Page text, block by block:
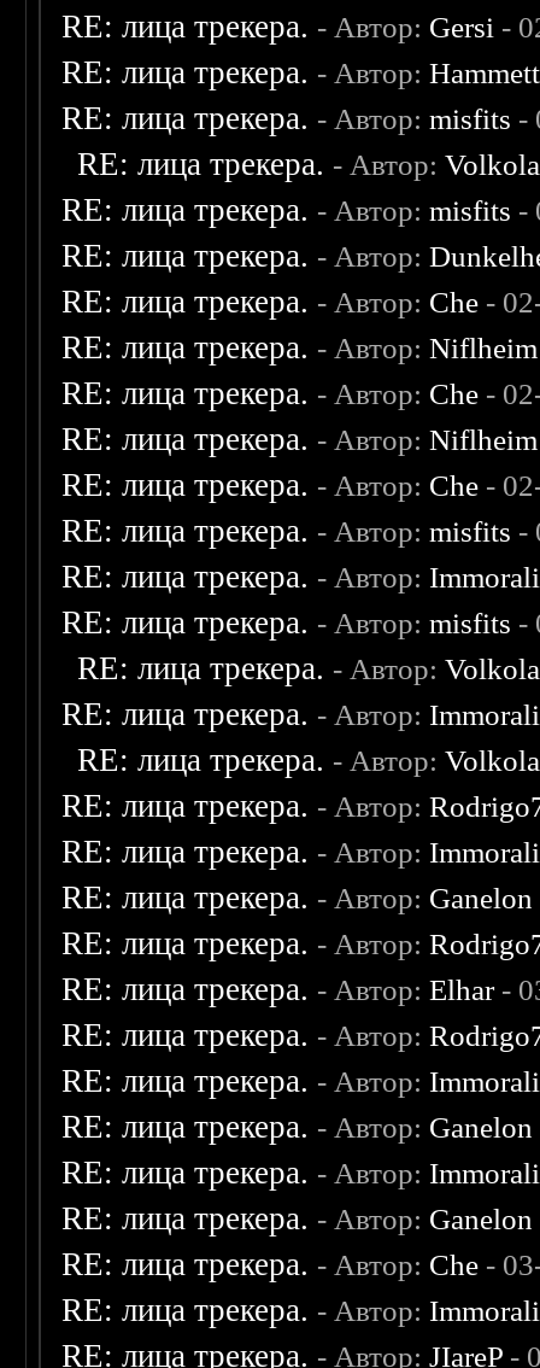
RE: лица трекера. - Автор: Gersi -
RE: лица трекера. - Автор:Hammett
RE: лица трекера. - Автор:misfits -
RE: лица трекера. - Автор:
RE: лица трекера. - Автор:misfits -
RE: лица трекера. - Автор:
RE: лица трекера. - Автор: Che -
RE: лица трекера. - Автор:Niflheim
RE: лица трекера. - Автор: Che -
RE: лица трекера. - Автор:Niflheim
RE: лица трекера. - Автор: Che -
RE: лица трекера. - Автор:misfits -
RE: лица трекера. - Автор:
RE: лица трекера. - Автор:misfits -
RE: лица трекера. - Автор:
RE: лица трекера. - Автор:
RE: лица трекера. - Автор:
RE: лица трекера. - Автор:
RE: лица трекера. - Автор:
RE: лица трекера. - Автор: Ganelon
RE: лица трекера. - Автор:
RE: лица трекера. - Автор:Elhar-
RE: лица трекера. - Автор:
RE: лица трекера. - Автор:
RE: лица трекера. - Автор: Ganelon
RE: лица трекера. - Автор:
RE: лица трекера. - Автор: Ganelon
RE: лица трекера. - Автор: Che -
RE: лица трекера. - Автор:
RE: лица трекера. - Автор:JIareP -